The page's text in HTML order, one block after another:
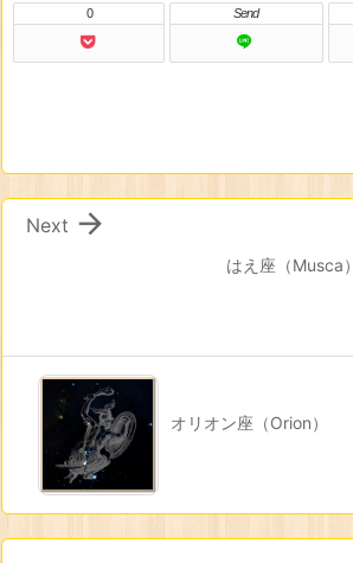
0 Send
はえ座（Musca）

Next
オリオン座（Orion）